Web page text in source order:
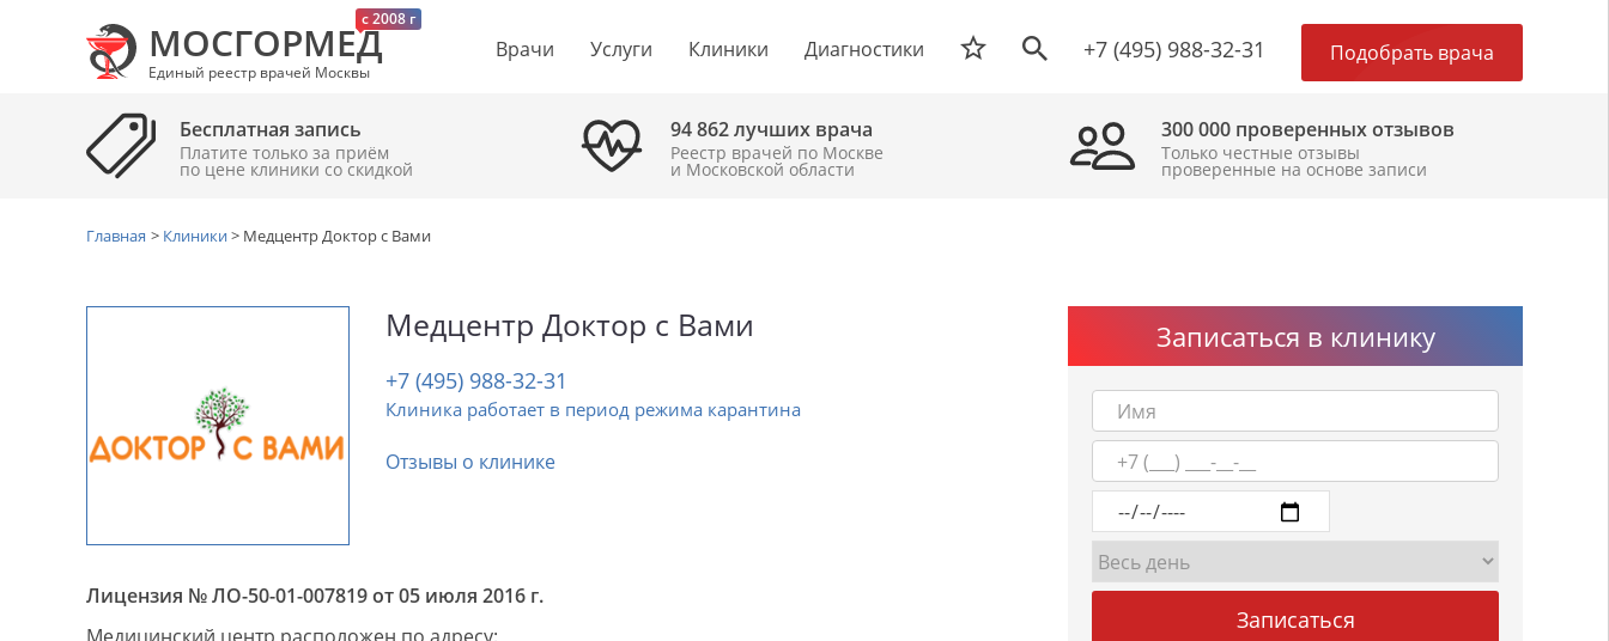
c 2008 г
МОСГОРМЕД
Единый реестр врачей Москвы
Врачи Услуги Клиники Диагностики +7 (495) 988-32-31 Подобрать врача
Бесплатная запись
Платите только за приём
по цене клиники cо скидкой
94 862 лучших врача
Реестр врачей по Москве
и Московской области
300 000 проверенных отзывов
Только честные отзывы
проверенные на основе записи
Главная > Клиники> Медцентр Доктор с Вами
Медцентр Доктор с Вами
+7 (495) 988-32-31
Клиника работает в период режима карантина
Отзывы о клинике
Лицензия № ЛО-50-01-007819 от 05 июля 2016 г.
Записаться в клинику